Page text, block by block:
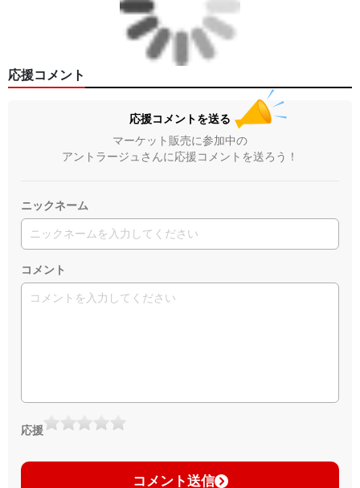
応援コメント
応援コメントを送る
マーケット販売に参加中の
アントラージュさんに応援コメントを送ろう！
ニックネーム
コメント
応援
コメント送信